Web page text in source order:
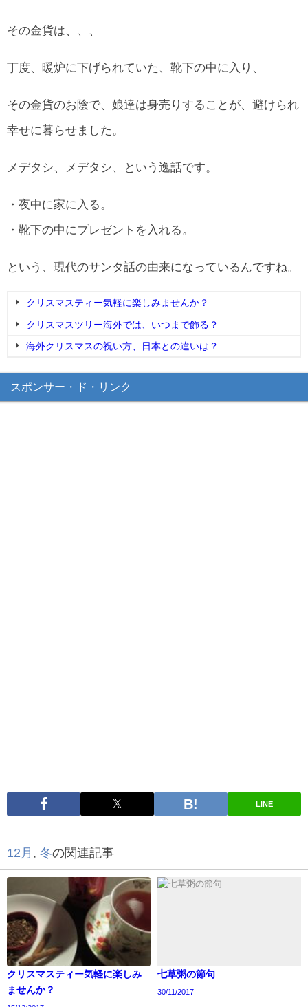
その金貨は、、、
丁度、暖炉に下げられていた、靴下の中に入り、
その金貨のお陰で、娘達は身売りすることが、避けられ
幸せに暮らせました。
メデタシ、メデタシ、という逸話です。
・夜中に家に入る。
・靴下の中にプレゼントを入れる。
という、現代のサンタ話の由来になっているんですね。
クリスマスティー気軽に楽しみませんか？
クリスマスツリー海外では、いつまで飾る？
海外クリスマスの祝い方、日本との違いは？
スポンサー・ド・リンク
LINE
12月 , 冬の関連記事
クリスマスティー気軽に楽しみ
ませんか？
七草粥の節句
30/11/2017